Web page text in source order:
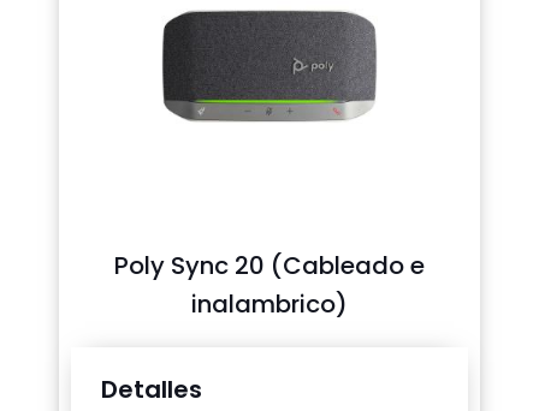
Poly Sync 20 (Cableado e
inalambrico)
Detalles